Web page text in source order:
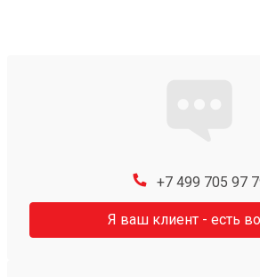
+7 499 705 97
Я ваш клиент - есть